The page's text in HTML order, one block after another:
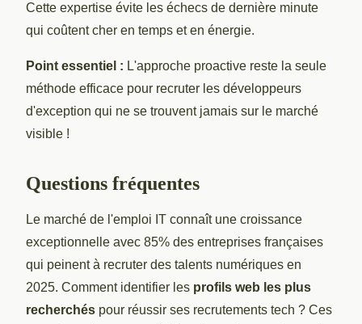
Cette expertise évite les échecs de dernière minute
qui coûtent cher en temps et en énergie.
Point essentiel : L'approche proactive reste la seule
méthode efficace pour recruter les développeurs
d'exception qui ne se trouvent jamais sur le marché
visible !
Questions fréquentes
Le marché de l'emploi IT connaît une croissance
exceptionnelle avec 85% des entreprises françaises
qui peinent à recruter des talents numériques en
2025. Comment identifier les profils web les plus
recherchés pour réussir ses recrutements tech ? Ces